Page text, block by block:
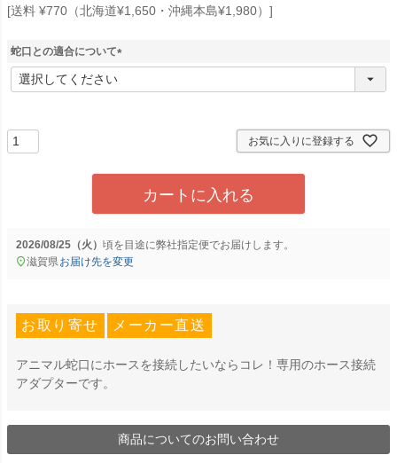
送料 ¥770（北海道¥1,650・沖縄本島¥1,980）
蛇口との適合について
(
お気に入りに登録する
カートに入れる
2026/08/25（火） に弊社指定便でお届けします。
滋賀県お届け先を変更
お取り寄せ メーカー直送
アニマル蛇口にホースを接続したいならコレ！専用のホース接続
アダプターです。
商品についてのお問い合わせ